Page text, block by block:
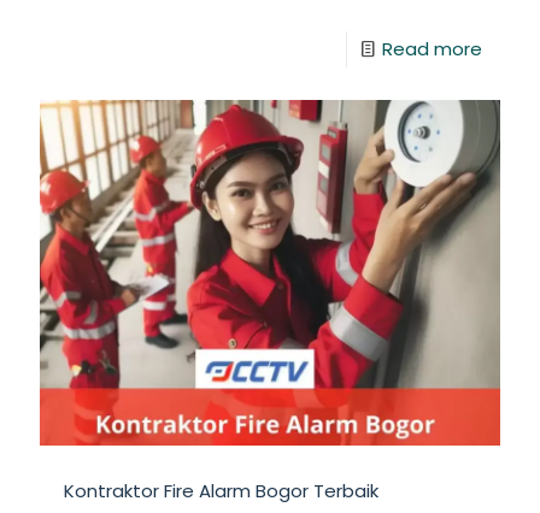
Read more
Kontraktor Fire Alarm Bogor Terbaik